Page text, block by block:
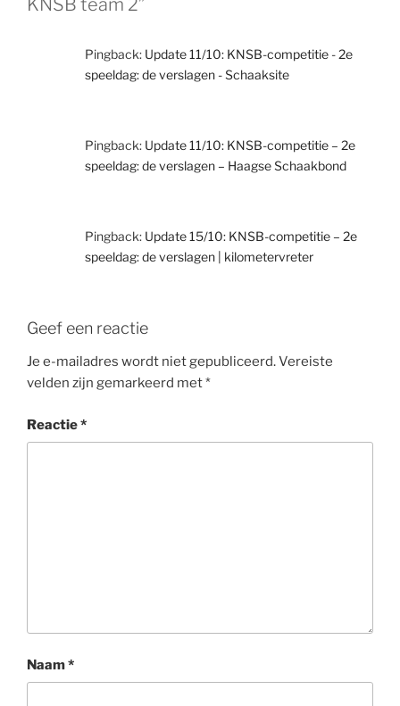
Pingback: Update 11/10: KNSB-competitie - 2e
speeldag: de verslagen - Schaaksite
Pingback: Update 11/10: KNSB-competitie – 2e
speeldag: de verslagen – Haagse Schaakbond
Pingback: Update 15/10: KNSB-competitie – 2e
speeldag: de verslagen | kilometervreter
Geef een reactie
Je e-mailadres wordt niet gepubliceerd.Vereiste
velden zijn gemarkeerd met*
Reactie*
Naam*